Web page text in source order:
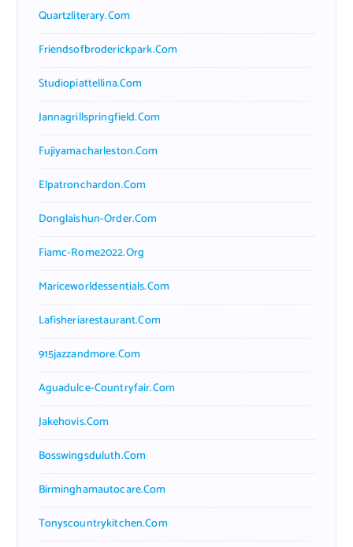
Quartzliterary.com
Friendsofbroderickpark.com
Studiopiattellina.com
Jannagrillspringfield.com
Fujiyamacharleston.com
Elpatronchardon.com
Donglaishun-Order.com
Fiamc-Rome2022.org
Mariceworldessentials.com
Lafisheriarestaurant.com
915jazzandmore.com
Aguadulce-Countryfair.com
Jakehovis.com
Bosswingsduluth.com
Birminghamautocare.com
Tonyscountrykitchen.com